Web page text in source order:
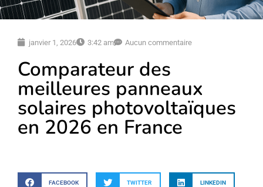
janvier 1, 2026 3:42 am Aucun commentaire
Comparateur des
meilleures panneaux
solaires photovoltaïques
en 2026 en France
FACEBOOK TWITTER LINKEDIN